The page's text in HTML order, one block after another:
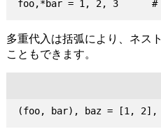
多重代入は括弧により、ネス
こともできます。